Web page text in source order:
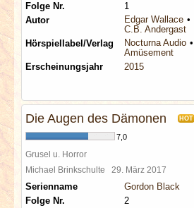
LINKS
ARCHIV
Folge Nr.
1
Autor
Edgar Wallace
C.B. Andergast
Hörspiellabel/Verlag
Nocturna Audio
Amüsement
Erscheinungsjahr
2015
Die Augen des Dämonen HOT
7,0
Grusel u. Horror
Michael Brinkschulte 29. März 2017
Serienname
Gordon Black
Folge Nr.
2